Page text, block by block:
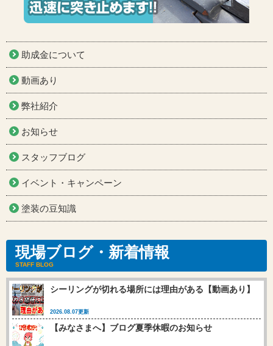
助成金について
動画あり
弊社紹介
お知らせ
スタッフブログ
イベント・キャンペーン
塗装の豆知識
現場ブログ・新着情報
STAFF BLOG
シーリングが切れる場所には理由がある【動画あり】
2026.08.07更新
【みなさまへ】ブログ夏季休暇のお知らせ